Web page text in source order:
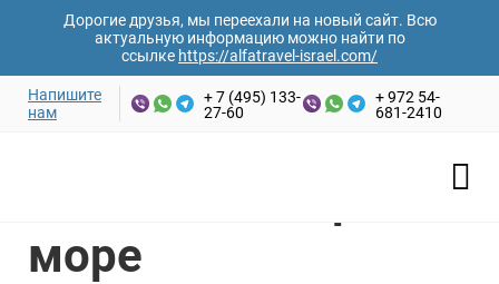
Дорогие друзья, мы переехали на новый сайт. Всю
актуальную информацию можно найти по
ссылке https://alfatravel-israel.com/
Напишите
нам
+ 7 (495) 133-
27-60
+ 972 54-
681-2410
Отель Лот Мертвое
море
Ваши имя и фамилия*